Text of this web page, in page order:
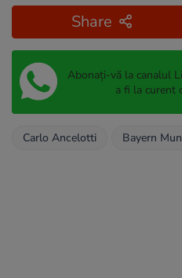
Share
Abonați-vă la canalul
a fi la curent
Carlo Ancelotti Bayern